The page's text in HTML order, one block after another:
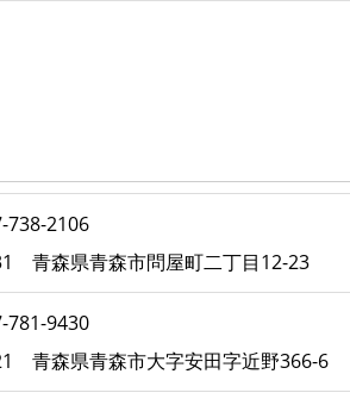
738-2106
青森県青森市問屋町二丁目12-23
781-9430
青森県青森市大字安田字近野366-6